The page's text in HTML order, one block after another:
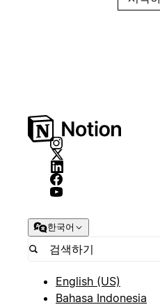
한국어
English (US)
Bahasa Indonesia